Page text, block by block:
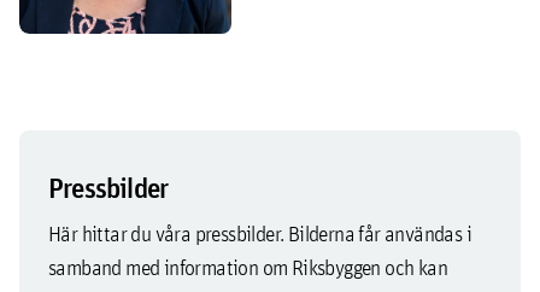
Pressbilder
Här hittar du våra pressbilder. Bilderna får användas i
samband med information om Riksbyggen och kan